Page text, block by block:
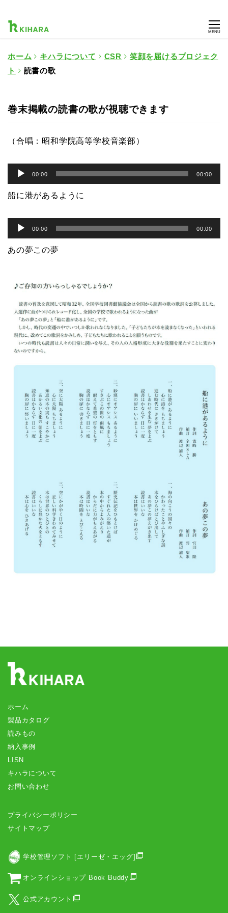
MENU
ホーム キハラについて CSR
笑顔を届けるプロジェク
ト
読書の歌
巻末掲載の読書の歌が視聴できます
（合唱：昭和学院高等学校音楽部）
声
プ
00:00 00:00
船に港があるように
声
プ
ー
00:00 00:00
あの夢この夢
ホーム
製品カタログ
読みもの
納入事例
LISN
キハラについて
お問い合わせ
プライバシーポリシー
サイトマップ
学校管理ソフト [エリーゼ・エッグ]
オンラインショップ Book Buddy
公式アカウント